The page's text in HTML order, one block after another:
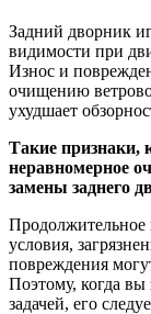
Задний дворник
видимости при
Износ и
очищению
ухудшает
Такие признаки,
неравномерное
замены заднего
Продолжительное
условия,
повреждения
Поэтому, когда вы
задачей, его